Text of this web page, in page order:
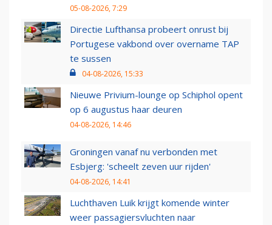
05-08-2026, 7:29
Directie Lufthansa probeert onrust bij
Portugese vakbond over overname TAP
te sussen
04-08-2026, 15:33
Nieuwe Privium-lounge op Schiphol opent
op 6 augustus haar deuren
04-08-2026, 14:46
Groningen vanaf nu verbonden met
Esbjerg: 'scheelt zeven uur rijden'
04-08-2026, 14:41
Luchthaven Luik krijgt komende winter
weer passagiersvluchten naar